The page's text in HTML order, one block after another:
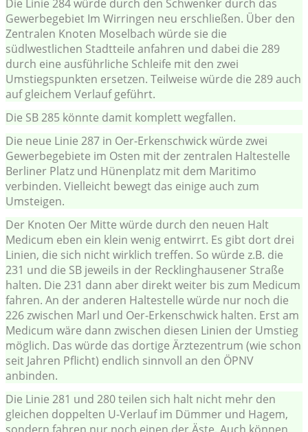
Die Linie 284 würde durch den Schwenker durch das
Gewerbegebiet Im Wirringen neu erschließen. Über den
Zentralen Knoten Moselbach würde sie die
südlwestlichen Stadtteile anfahren und dabei die 289
durch eine ausführliche Schleife mit den zwei
Umstiegspunkten ersetzen. Teilweise würde die 289 auch
auf gleichem Verlauf geführt.
Die SB 285 könnte damit komplett wegfallen.
Die neue Linie 287 in Oer-Erkenschwick würde zwei
Gewerbegebiete im Osten mit der zentralen Haltestelle
Berliner Platz und Hünenplatz mit dem Maritimo
verbinden. Vielleicht bewegt das einige auch zum
Umsteigen.
Der Knoten Oer Mitte würde durch den neuen Halt
Medicum eben ein klein wenig entwirrt. Es gibt dort drei
Linien, die sich nicht wirklich treffen. So würde z.B. die
231 und die SB jeweils in der Recklinghausener Straße
halten. Die 231 dann aber direkt weiter bis zum Medicum
fahren. An der anderen Haltestelle würde nur noch die
226 zwischen Marl und Oer-Erkenschwick halten. Erst am
Medicum wäre dann zwischen diesen Linien der Umstieg
möglich. Das würde das dortige Ärztezentrum (wie schon
seit Jahren Pflicht) endlich sinnvoll an den ÖPNV
anbinden.
Die Linie 281 und 280 teilen sich halt nicht mehr den
gleichen doppelten U-Verlauf im Dümmer und Hagem,